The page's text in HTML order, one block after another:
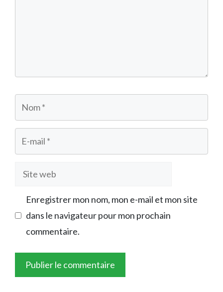
Nom
E-
mail
Site
Enregistrer mon nom, mon e-mail et mon site
dans le navigateur pour mon prochain
commentaire.